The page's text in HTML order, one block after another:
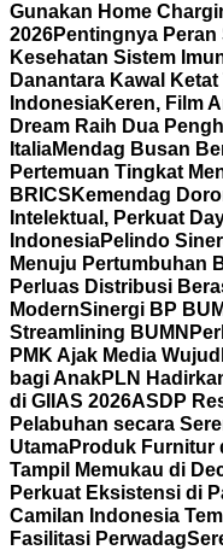
Gunakan Home
2026Pentingnya
Kesehatan Sistem
Danantara Kawal
IndonesiaKeren, Film
Dream Raih Dua
ItaliaMendag Busan
Pertemuan Tingkat
BRICS Kemendag
Intelektual, Perkuat
IndonesiaPelindo
Menuju Pertumbuhan
Perluas Distribusi
ModernSinergi BP
Streamlining BUMN
PMK Ajak Media
bagi AnakPLN
di GIIAS 2026ASDP
Pelabuhan secara
UtamaProduk Furnitur
Tampil Memukau di
Perkuat Eksistensi di
Camilan Indonesia
Fasilitasi Perwadag